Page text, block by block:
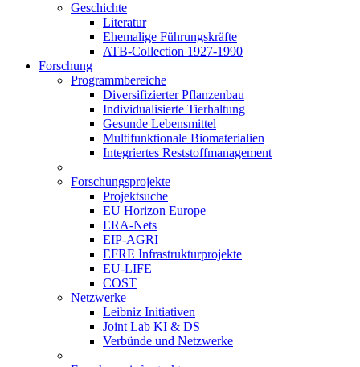
Geschichte
Literatur
Ehemalige Führungskräfte
ATB-Collection 1927-1990
Forschung
Programmbereiche
Diversifizierter Pflanzenbau
Individualisierte Tierhaltung
Gesunde Lebensmittel
Multifunktionale Biomaterialien
Integriertes Reststoffmanagement
Forschungsprojekte
Projektsuche
EU Horizon Europe
ERA-Nets
EIP-AGRI
EFRE Infrastrukturprojekte
EU-LIFE
COST
Netzwerke
Leibniz Initiativen
Joint Lab KI & DS
Verbünde und Netzwerke